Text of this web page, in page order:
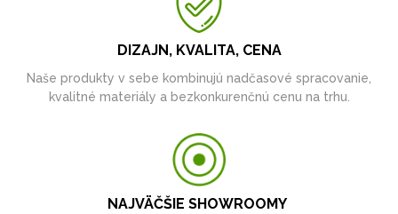
DIZAJN, KVALITA, CENA
Naše produkty v sebe kombinujú nadčasové spracovanie,
kvalitné materiály a bezkonkurenčnú cenu na trhu.
NAJVÄČŠIE SHOWROOMY